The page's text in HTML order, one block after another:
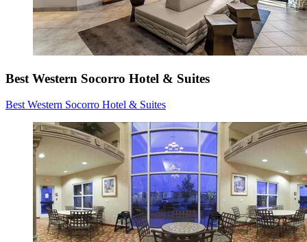
Best Western Socorro Hotel & Suites
Best Western Socorro Hotel & Suites